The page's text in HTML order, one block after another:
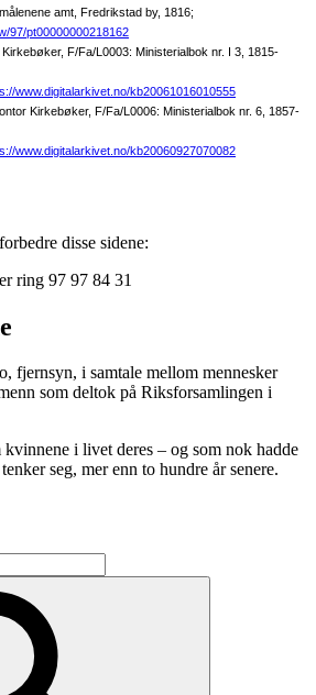
amt, Fredrikstad by, 1816;
97/pt00000000218162
F/Fa/L0003: Ministerialbok nr. I 3, 1815-
www.digitalarkivet.no/kb20061016010555
Kirkebøker, F/Fa/L0006: Ministerialbok nr. 6, 1857-
www.digitalarkivet.no/kb20060927070082
disse sidene:
ring 97 97 84 31
fjernsyn, i samtale mellom mennesker
som deltok på Riksforsamlingen i
kvinnene i livet deres – og som nok hadde
seg, mer enn to hundre år senere.